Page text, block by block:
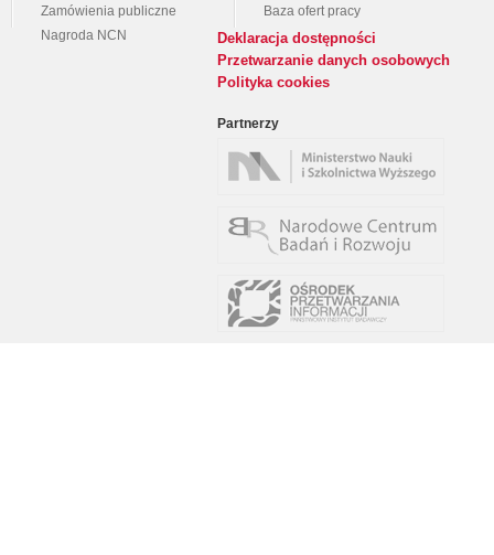
Zamówienia publiczne
Nagroda NCN
Baza ofert pracy
Deklaracja dostępności
Przetwarzanie danych osobowych
Polityka cookies
Partnerzy